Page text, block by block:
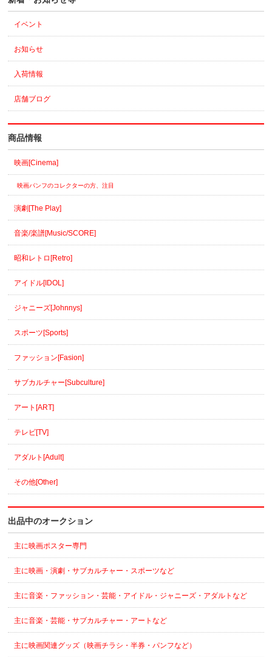
イベント
お知らせ
入荷情報
店舗ブログ
商品情報
映画[Cinema]
映画パンフのコレクターの方、注目
演劇[The Play]
音楽/楽譜[Music/SCORE]
昭和レトロ[Retro]
アイドル[IDOL]
ジャニーズ[Johnnys]
スポーツ[Sports]
ファッション[Fasion]
サブカルチャー[Subculture]
アート[ART]
テレビ[TV]
アダルト[Adult]
その他[Other]
出品中のオークション
主に映画ポスター専門
主に映画・演劇・サブカルチャー・スポーツなど
主に音楽・ファッション・芸能・アイドル・ジャニーズ・アダルトなど
主に音楽・芸能・サブカルチャー・アートなど
主に映画関連グッズ（映画チラシ・半券・パンフなど）